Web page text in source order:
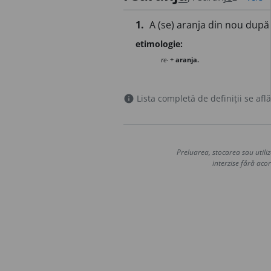
1. A (se) aranja din nou
etimologie:
re- + aranja.
info Lista completă de definiții se
Preluarea, stocarea sau
interzise fără